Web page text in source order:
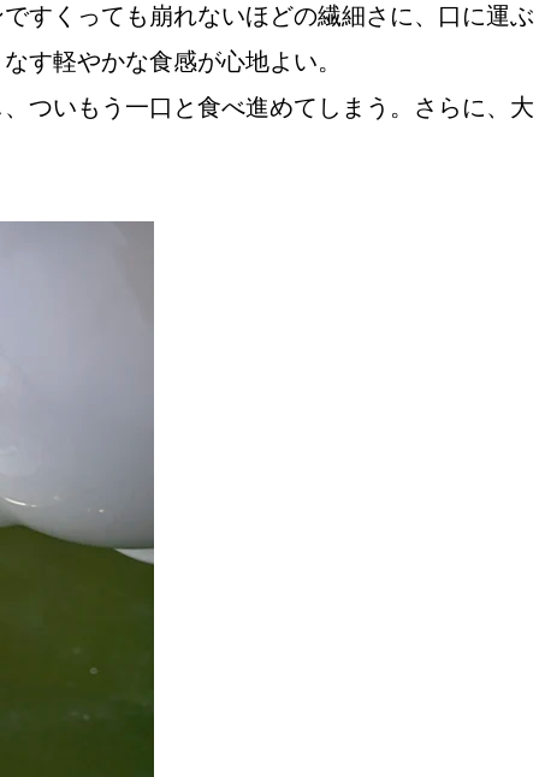
すくっても崩れないほどの繊細さに、口に運ぶ
す軽やかな食感が心地よい。
ついもう一口と食べ進めてしまう。さらに、大